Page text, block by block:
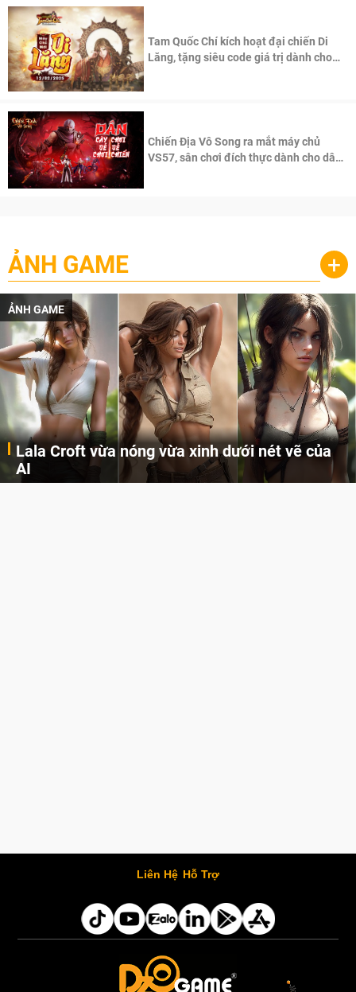
Tam Quốc Chí kích hoạt đại chiến Di
Lăng, tặng siêu code giá trị dành cho
Chiến Địa Vô Song ra mắt máy chủ
VS57, sân chơi đích thực dành cho dân
ẢNH GAME +
ẢNH GAME
Lala Croft vừa nóng vừa xinh dưới nét vẽ của
AI
Liên Hệ Hỗ Trợ